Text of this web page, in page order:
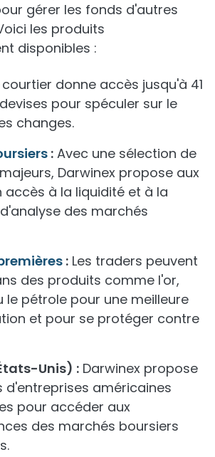
gérer les fonds d'autres
les produits
disponibles :
courtier donne accès jusqu'à 41
pour spéculer sur le
changes.
: Avec une sélection de
Darwinex propose aux
accès à la liquidité et à la
des marchés
: Les traders peuvent
des produits comme l'or,
le pétrole pour une meilleure
et pour se protéger contre
Unis) : Darwinex propose
d'entreprises américaines
pour accéder aux
des marchés boursiers